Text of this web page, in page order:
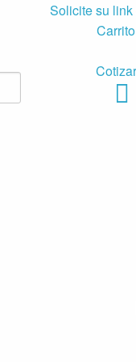
Solicite su
Carrito